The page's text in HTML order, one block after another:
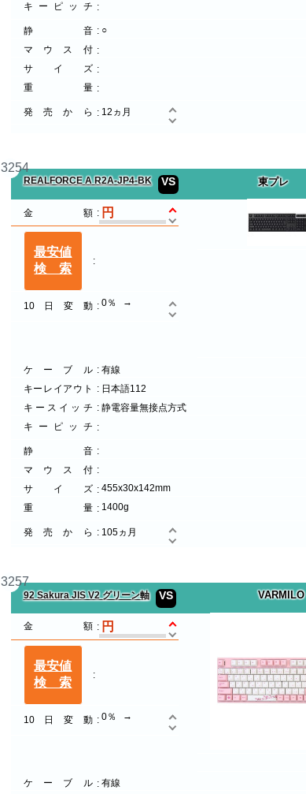
キーピッチ
静音
○
マウス付
サイズ
重量
発売から 12ヵ月
3254
REALFORCE A R2A-JP4-BK VS 東プレ
金額
最安値
検索
10日変動 0％
ケーブル
有線
キーレイアウト
日本語112
キースイッチ
静電容量無接点方式
キーピッチ
静音
マウス付
サイズ
455x30x142mm
重量
1400g
発売から 105ヵ月
3257
92 Sakura JIS V2 グリーン軸 VS VARMILO
金額
最安値
検索
10日変動 0％
ケーブル 有線